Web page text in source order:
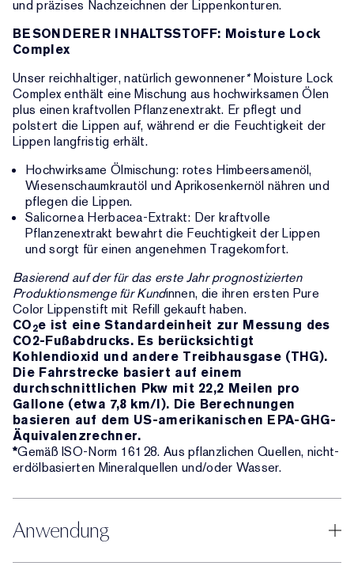
und präzises Nachzeichnen der Lippenkonturen.
BESONDERER INHALTSSTOFF: Moisture Lock
Complex
Unser reichhaltiger, natürlich gewonnener*Moisture Lock
Complex enthält eine Mischung aus hochwirksamen Ölen
plus einen kraftvollen Pflanzenextrakt. Er pflegt und
polstert die Lippen auf, während er die Feuchtigkeit der
Lippen langfristig erhält.
Hochwirksame Ölmischung: rotes Himbeersamenöl,
Wiesenschaumkrautöl und Aprikosenkernöl nähren und
pflegen die Lippen.
Salicornea Herbacea-Extrakt: Der kraftvolle
Pflanzenextrakt bewahrt die Feuchtigkeit der Lippen
und sorgt für einen angenehmen Tragekomfort.
Basierend auf der für das erste Jahr prognostizierten
Produktionsmenge für Kundinnen, die ihren ersten Pure
Color Lippenstift mit Refill gekauft haben.
CO2e ist eine Standardeinheit zur Messung des
CO2-Fußabdrucks. Es berücksichtigt
Kohlendioxid und andere Treibhausgase (THG).
Die Fahrstrecke basiert auf einem
durchschnittlichen Pkw mit 22,2 Meilen pro
Gallone (etwa 7,8 km/l). Die Berechnungen
basieren auf dem US-amerikanischen EPA-GHG-
Äquivalenzrechner.
*Gemäß ISO-Norm 16128. Aus pflanzlichen Quellen, nicht-
erdölbasierten Mineralquellen und/oder Wasser.
Anwendung